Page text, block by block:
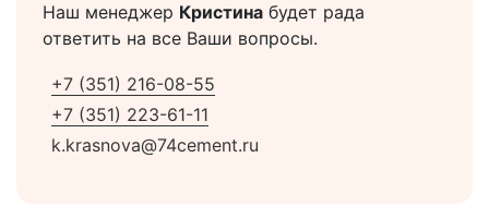
Наш менеджер Кристина будет рада
ответить на все Ваши вопросы.
+7 (351) 216-08-55
+7 (351) 223-61-11
k.krasnova@74cement.ru